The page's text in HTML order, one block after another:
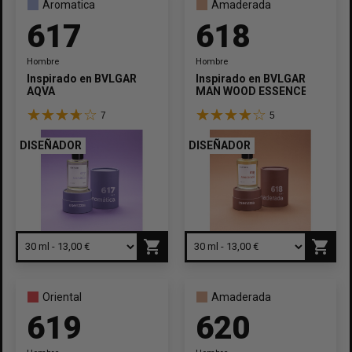
Aromatica
617
Hombre
Inspirado en BVLGARI
AQVA
7
DISEÑADOR
shopping_cart
Amaderada
618
Hombre
Inspirado en BVLGARI
MAN WOOD ESSENCE
5
DISEÑADOR
shopping_cart
Oriental
619
Amaderada
620